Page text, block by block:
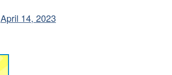
April 14, 2023